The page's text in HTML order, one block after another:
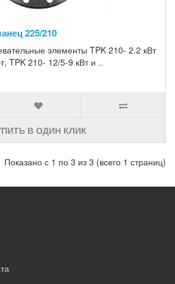
225/210
элементы TPK 210- 2.2 кВт
TPK 210- 12/5-9 кВт и ..
В ОДИН КЛИК
Показано с 1 по 3 из 3 (всего 1 страниц)